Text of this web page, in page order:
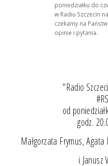
poniedziałku do
w Radiu Szczecin
czekamy na
opinie i pytania.
"Radio
od
godz.
Małgorzata Frymus,
i Janusz